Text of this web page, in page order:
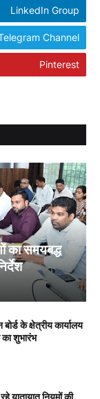
LinkedIn Group
Channel
Pinterest
का समयबद्ध
के क्षेत्रीय कार्यालय
शुभारंभ
यातायात नियमों की